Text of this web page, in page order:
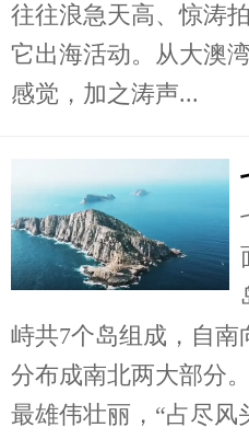
往往浪急天高、惊涛
它出海活动。从大澳
感觉，加之涛声...
峙共7个岛组成，自南
分布成南北两大部分
最雄伟壮丽，“占尽风